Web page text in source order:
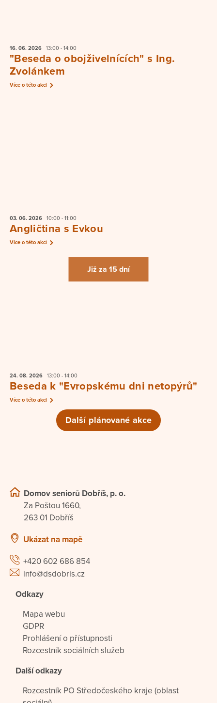
16. 06. 2026 13:00 - 14:00
"Beseda o obojživelnících" s Ing.
Zvolánkem
Více o této akci
03. 06. 2026 10:00 - 11:00
Angličtina s Evkou
Více o této akci
Již za 15 dní
24. 08. 2026 13:00 - 14:00
Beseda k "Evropskému dni netopýrů"
Více o této akci
Další plánované akce
Domov seniorů Dobříš, p. o.
Za Poštou 1660,
263 01 Dobříš
Ukázat na mapě
+420 602 686 854
info@dsdobris.cz
Odkazy
Mapa webu
GDPR
Prohlášení o přístupnosti
Rozcestník sociálních služeb
Další odkazy
Rozcestník PO Středočeského kraje (oblast